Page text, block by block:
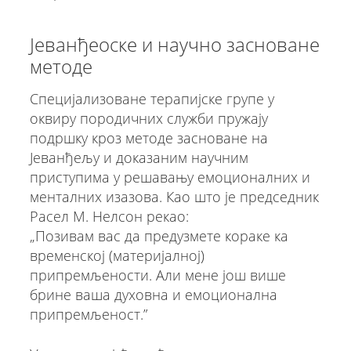
Јеванђеоске и научно засноване
методе
Специјализоване терапијске групе у
оквиру породичних служби пружају
подршку кроз методе засноване на
Јеванђељу и доказаним научним
приступима у решавању емоционалних и
менталних изазова. Као што је председник
Расел М. Нелсон рекао:
„Позивам вас да предузмете кораке ка
временској (материјалној)
припремљености. Али мене још више
брине ваша духовна и емоционална
припремљеност.”